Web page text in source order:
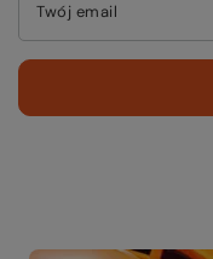
Twój email